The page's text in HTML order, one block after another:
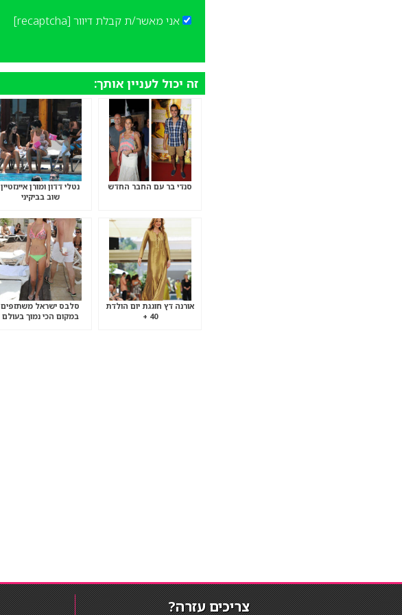
אני מאשר/ת קבלת דיוור [recaptcha]
זה יכול לעניין אותך:
סנדי בר עם החבר החדש
נטלי דדון ומורן איינזטיין
שוב בביקיני
אורנה דץ חוגגת יום הולדת
40 +
סלבס ישראל משתזפים
במקום הכי נמוך בעולם
צריכים עזרה?